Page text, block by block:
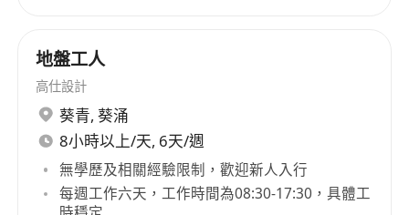
地盤工人
高仕設計
葵青, 葵涌
8小時以上/天, 6天/週
無學歷及相關經驗限制，歡迎新人入行
每週工作六天，工作時間為08:30-17:30，具體工